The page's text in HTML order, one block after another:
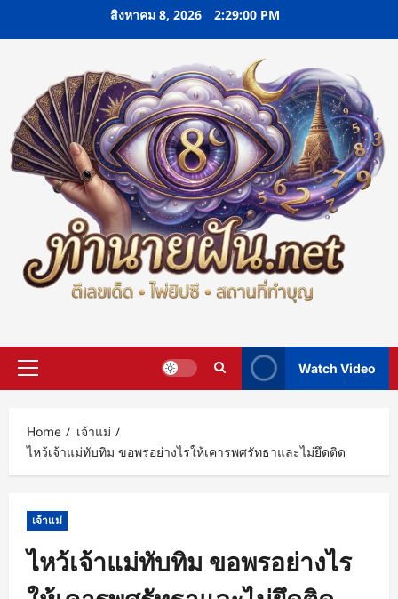
สิงหาคม 8, 2026 2:29:01 PM
Primary
Watch Video
Home
เจ้าแม่
ไหว้เจ้าแม่ทับทิม ขอพรอย่างไรให้เคารพศรัทธาและไม่ยึดติด
เจ้าแม่
ไหว้เจ้าแม่ทับทิม ขอพรอย่างไร